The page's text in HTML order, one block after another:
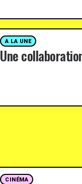
A LA UNE
Une
CINÉMA